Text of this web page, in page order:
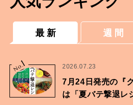
最 新 週 間
No.
1 2026.07.23
7月24日発売の『
は「夏バテ撃退レ